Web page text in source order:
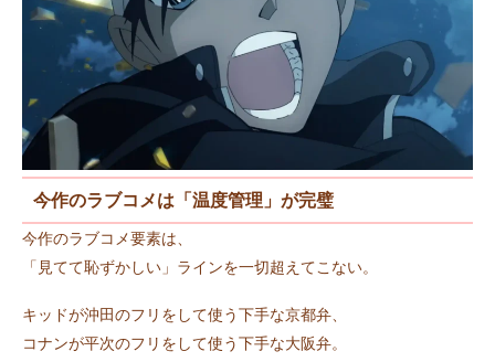
今作のラブコメは「温度管理」が完璧
今作のラブコメ要素は、
「見てて恥ずかしい」ラインを一切超えてこない。
キッドが沖田のフリをして使う下手な京都弁、
コナンが平次のフリをして使う下手な大阪弁。